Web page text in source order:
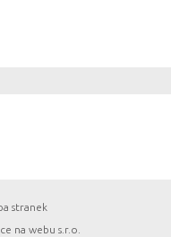
stranek
na webu s.r.o.